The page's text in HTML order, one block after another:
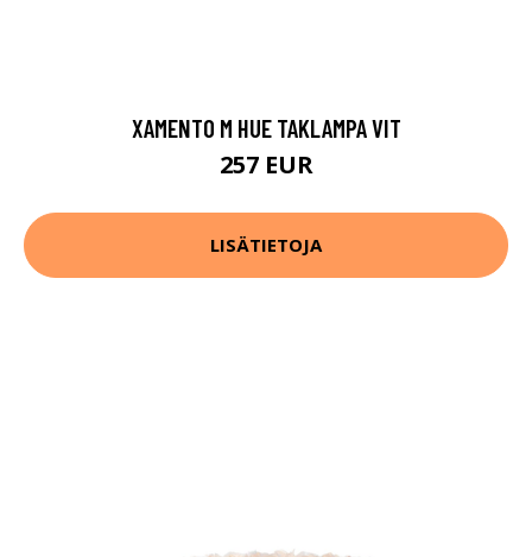
XAMENTO M HUE TAKLAMPA VIT
257 EUR
LISÄTIETOJA